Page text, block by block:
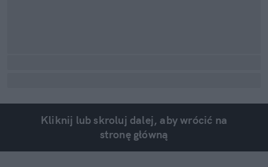
Kliknij lub skroluj dalej, aby wrócić na
stronę główną